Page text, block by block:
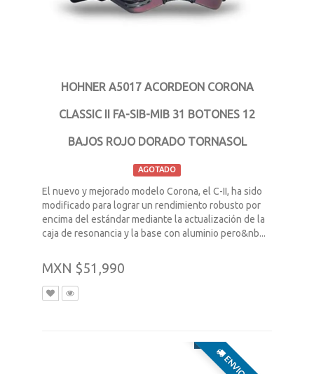
HOHNER A5017 ACORDEON CORONA
CLASSIC II FA-SIB-MIB 31 BOTONES 12
BAJOS ROJO DORADO TORNASOL
AGOTADO
El nuevo y mejorado modelo Corona, el C-II, ha sido
modificado para lograr un rendimiento robusto por
encima del estándar mediante la actualización de la
caja de resonancia y la base con aluminio pero&nb...
MXN $51,990